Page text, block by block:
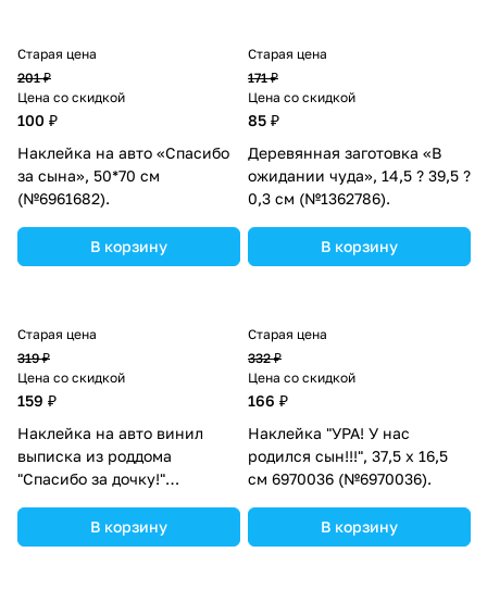
Старая цена
201 ₽
Цена со скидкой
100 ₽
Наклейка на авто «Спасибо
за сына», 50*70 см
(№6961682).
В корзину
Старая цена
171 ₽
Цена со скидкой
85 ₽
Деревянная заготовка «В
ожидании чуда», 14,5 ? 39,5 ?
0,3 см (№1362786).
В корзину
Старая цена
319 ₽
Цена со скидкой
159 ₽
Наклейка на авто винил
выписка из роддома
"Спасибо за дочку!"
В корзину
Старая цена
332 ₽
Цена со скидкой
166 ₽
Наклейка "УРА! У нас
родился сын!!!", 37,5 х 16,5
см 6970036 (№6970036).
В корзину